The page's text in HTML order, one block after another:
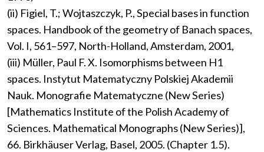
(ii) Figiel, T.; Wojtaszczyk, P., Special bases in function
spaces. Handbook of the geometry of Banach spaces,
Vol. I, 561–597, North-Holland, Amsterdam, 2001,
(iii) Müller, Paul F. X. Isomorphisms between H1
spaces. Instytut Matematyczny Polskiej Akademii
Nauk. Monografie Matematyczne (New Series)
[Mathematics Institute of the Polish Academy of
Sciences. Mathematical Monographs (New Series)],
66. Birkhäuser Verlag, Basel, 2005. (Chapter 1.5).